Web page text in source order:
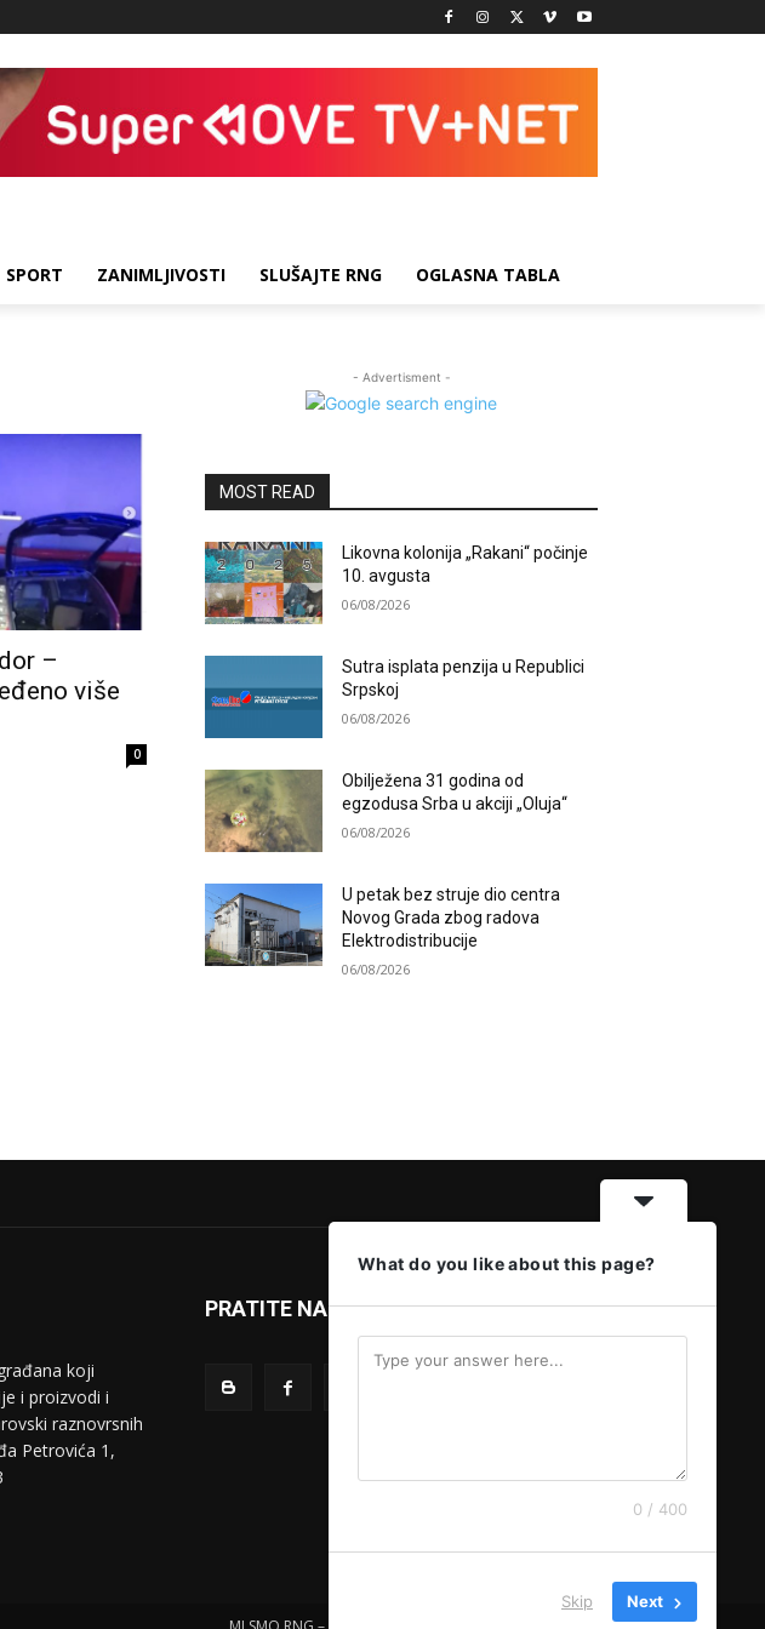
SPORT ZANIMLJIVOSTI SLUŠAJTE RNG OGLASNA TABLA
–
više
0
- Advertisment -
MOST READ
Likovna kolonija „Rakani“ počinje
10. avgusta
06/08/2026
Sutra isplata penzija u Republici
Srpskoj
06/08/2026
Obilježena 31 godina od
egzodusa Srba u akciji „Oluja“
06/08/2026
U petak bez struje dio centra
Novog Grada zbog radova
Elektrodistribucije
06/08/2026
koji
i proizvodi i
raznovrsnih
Petrovića 1,
PRATITE NAS
What do you like about this page?
0 / 400
Skip Next